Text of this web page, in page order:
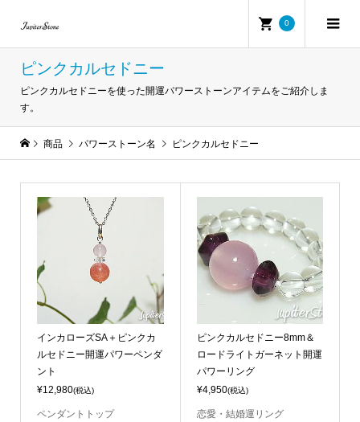
0
ピンクカルセドニー
ピンクカルセドニーを使った開運パワーストーンアイテムをご紹介しま
す。
商品 パワーストーン名 ピンクカルセドニー
インカローズSA＋ピンクカ
ルセドニー開運パワーペンダ
ント
¥12,980(税込)
ペンダントトップ
ピンクカルセドニー8mm＆
ロードライトガーネット開運
パワーリング
¥4,950(税込)
恋愛・結婚運リング